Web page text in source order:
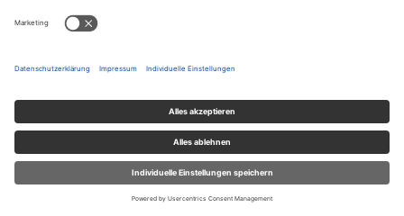
sich jetzt mit Negativzinsen verschuldet und
seiner Klimainvestitionen, weil wir damit das
Klimaproblem vielleicht in den Griff bekommen
können. Es ist ja völlig absurd, wenn man jetzt hier
nicht investiert. Auch aus rein
betriebswirtschaftlichen Überlegungen ist das klar.